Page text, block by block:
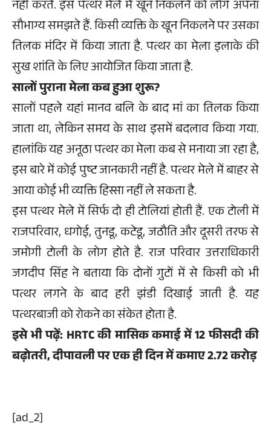
नहीं करते. इस पत्थर मेले में खून निकलने को लोग अपना
सौभाग्य समझते हैं. किसी व्यक्ति के खून निकलने पर उसका
तिलक मंदिर में किया जाता है. पत्थर का मेला इलाके की
सुख शांति के लिए आयोजित किया जाता है.
सालों पुराना मेला कब हुआ शुरू?
सालों पहले यहां मानव बलि के बाद मां का तिलक किया
जाता था, लेकिन समय के साथ इसमें बदलाव किया गया.
हालांकि यह अनूठा पत्थर का मेला कब से मनाया जा रहा है,
इस बारे में कोई पुष्ट जानकारी नहीं है. पत्थर मेले में बाहर से
आया कोई भी व्यक्ति हिस्सा नहीं ले सकता है.
इस पत्थर मेले में सिर्फ दो ही टोलियां होती हैं. एक टोली में
राजपरिवार, धगोई, तुनडू, कटेडू, जठौति और दूसरी तरफ से
जमोगी टोली के लोग होते है. राज परिवार उत्तराधिकारी
जगदीप सिंह ने बताया कि दोनों गुटों में से किसी को भी
पत्थर लगने के बाद हरी झंडी दिखाई जाती है. यह
पत्थरबाजी को रोकने का संकेत होता है.
इसे भी पढ़ें: HRTC की मासिक कमाई में 12 फीसदी की
बढ़ोतरी, दीपावली पर एक ही दिन में कमाए 2.72 करोड़
[ad_2]